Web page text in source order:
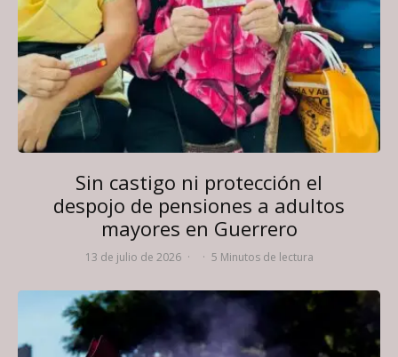
Sin castigo ni protección el
despojo de pensiones a adultos
mayores en Guerrero
13 de julio de 2026 · · 5 Minutos de lectura